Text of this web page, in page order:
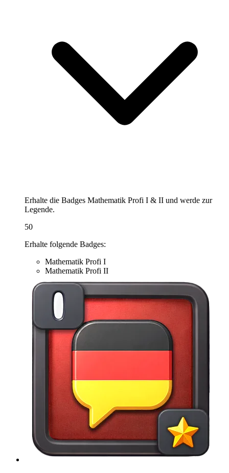
Erhalte die Badges Mathematik Profi I & II und werde zur
Legende.
50
Erhalte folgende Badges:
Mathematik Profi I
Mathematik Profi II